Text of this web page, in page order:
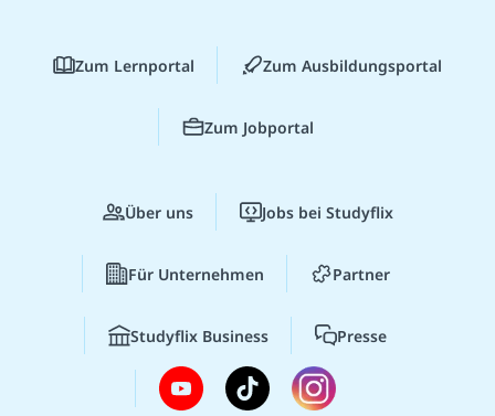
Zum Lernportal Zum Ausbildungsportal
Zum Jobportal
Über uns Jobs bei Studyflix
Für Unternehmen Partner
Studyflix Business Presse